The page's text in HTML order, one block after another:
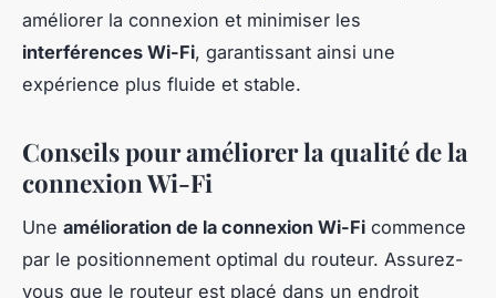
améliorer la connexion et minimiser les
interférences Wi-Fi, garantissant ainsi une
expérience plus fluide et stable.
Conseils pour améliorer la qualité de la
connexion Wi-Fi
Une amélioration de la connexion Wi-Fi commence
par le positionnement optimal du routeur. Assurez-
vous que le routeur est placé dans un endroit